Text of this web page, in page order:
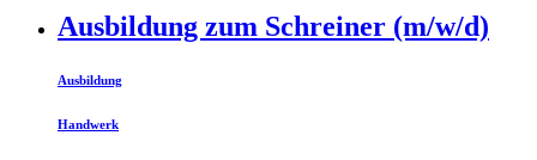
Ausbildung zum Schreiner (m/w/d)
Ausbildung
Handwerk